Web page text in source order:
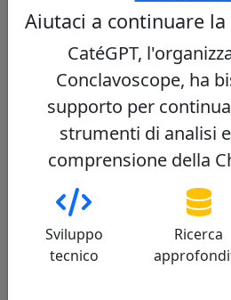
Cardinale indiano,
per il suo approccio
mantenimento delle
Vedi
Anthony Poola
Aiutaci a continuare
CatéGPT,
Conclavoscope, ha
supporto per
strumenti di analisi
comprensione della
Sviluppo
tecnico
Ricerca